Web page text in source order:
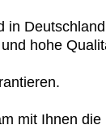
in
hohe
mit Ihnen